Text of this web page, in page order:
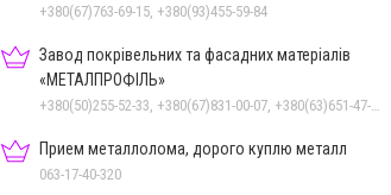
Май Презент
+380(67)763-69-15, +380(93)455-59-84
Завод покрівельних та фасадних матеріалів
«МЕТАЛПРОФІЛЬ»
Прием металлолома, дорого куплю металл
063-17-40-320